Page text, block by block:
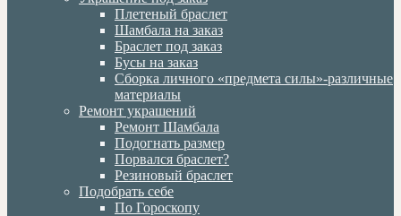
Плетеный браслет
Шамбала на заказ
Браслет под заказ
Бусы на заказ
Сборка личного «предмета силы»-различные
материалы
Ремонт украшений
Ремонт Шамбала
Подогнать размер
Порвался браслет?
Резиновый браслет
Подобрать себе
По Гороскопу